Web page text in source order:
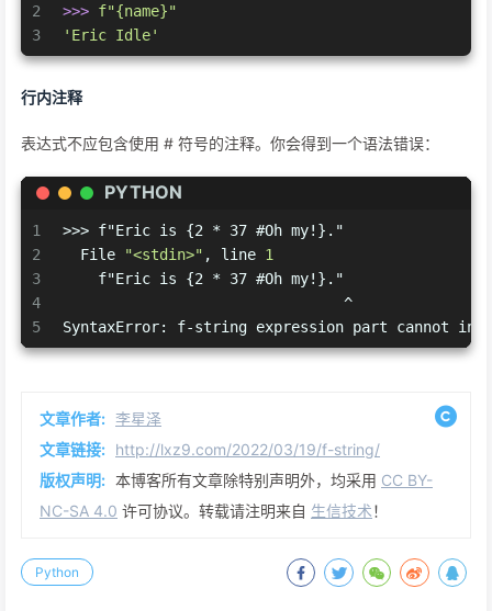
2
3
>>> f"{name}"
'Eric Idle'
行内注释
表达式不应包含使用 # 符号的注释。你会得到一个语法错误：
PYTHON
1
2
3
4
5
>>> f"Eric is {2 * 37 #Oh my!}."
  File
"<stdin>" , line 1
    f"Eric is {2 * 37 #Oh my!}."
                                ^
SyntaxError: f-string expression part cannot
文章作者: 李星泽
文章链接: http://lxz9.com/2022/03/19/f-string/
版权声明: 本博客所有文章除特别声明外，均采用 CC BY-
NC-SA 4.0 许可协议。转载请注明来自 生信技术！
Python